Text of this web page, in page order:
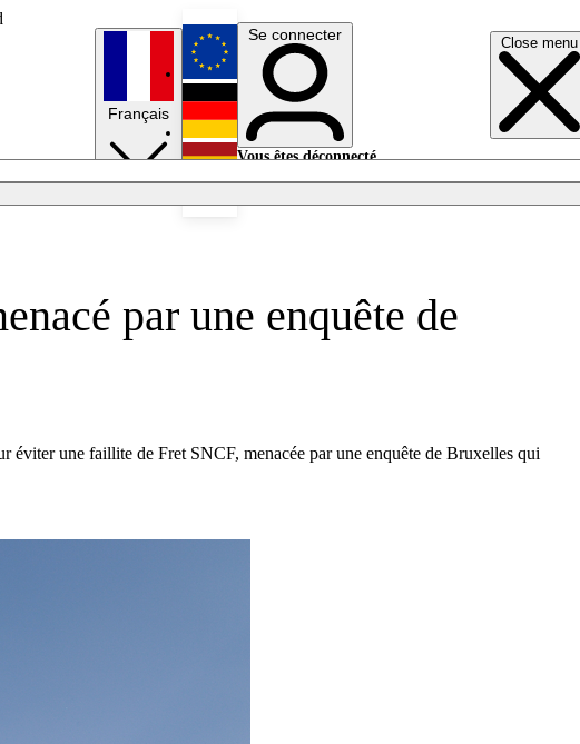
Close menu
Français
English
Deutsch
Se connecter
Vous êtes déconnecté.
par une enquête de
éviter une faillite de Fret SNCF, menacée par une enquête de Bruxelles qui